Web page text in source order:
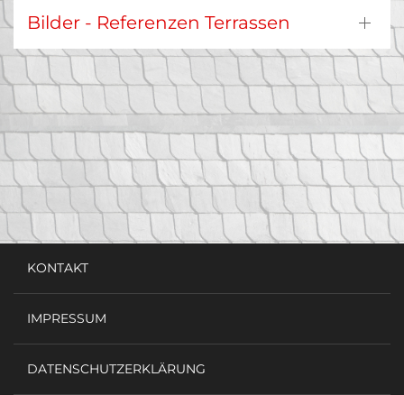
Bilder - Referenzen Terrassen
KONTAKT
IMPRESSUM
DATENSCHUTZERKLÄRUNG